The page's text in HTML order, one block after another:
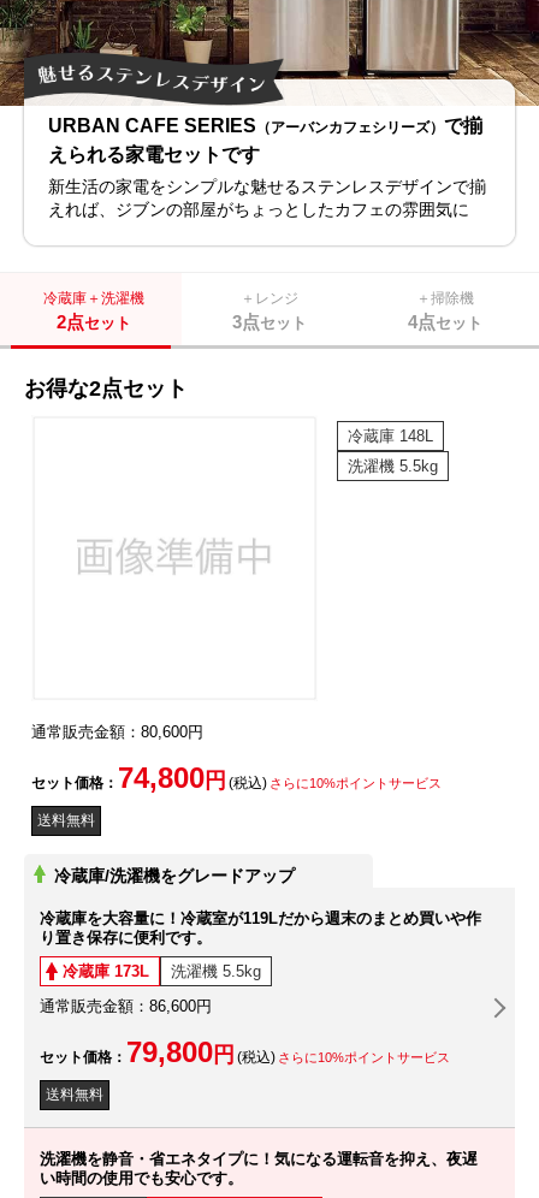
URBAN CAFE SERIES （アーバンカフェシリーズ） で揃
えられる家電セットです
新生活の家電をシンプルな魅せるステンレスデザインで揃
えれば、ジブンの部屋がちょっとしたカフェの雰囲気に
冷蔵庫＋洗濯機
2点セット
＋レンジ
3点セット
＋掃除機
4点セット
お得な2点セット
冷蔵庫 148L
洗濯機 5.5kg
通常販売金額：80,600円
セット価格： 74,800 円 (税込) さらに10%ポイントサービス
送料無料
冷蔵庫/洗濯機をグレードアップ
冷蔵庫を大容量に！冷蔵室が119Lだから週末のまとめ買いや作
り置き保存に便利です。
冷蔵庫 173L
洗濯機 5.5kg
通常販売金額：86,600円
セット価格： 79,800 円 (税込) さらに10%ポイントサービス
送料無料
洗濯機を静音・省エネタイプに！気になる運転音を抑え、夜遅
い時間の使用でも安心です。